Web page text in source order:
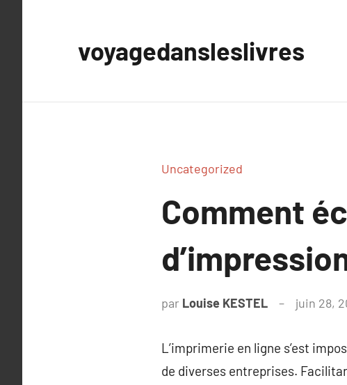
voyagedansleslivres
Uncategorized
Comment
par Louise KESTEL juin 28,
L’imprimerie en ligne s’est
de diverses entreprises.